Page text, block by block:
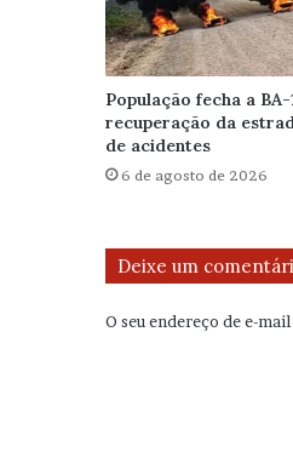
População fecha a
recuperação da
de acidentes
6 de agosto de 2026
Deixe um
O seu endereço de e-